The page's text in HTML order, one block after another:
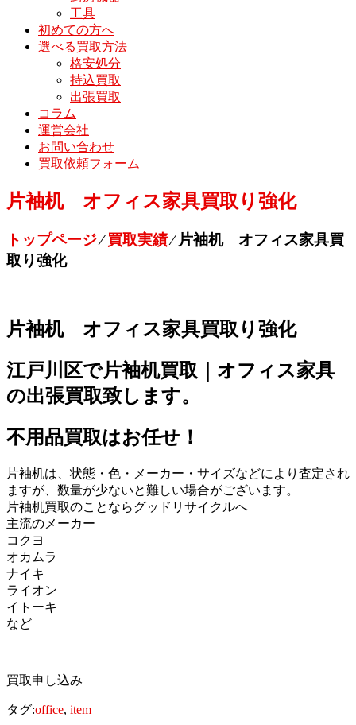
工具
初めての方へ
選べる買取方法
格安処分
持込買取
出張買取
コラム
運営会社
お問い合わせ
買取依頼フォーム
片袖机 オフィス家具買取り強化
トップページ⁄買取実績⁄片袖机 オフィス家具買
取り強化
片袖机 オフィス家具買取り強化
江戸川区で片袖机買取｜オフィス家具
の出張買取致します。
不用品買取はお任せ！
片袖机は、状態・色・メーカー・サイズなどにより査定され
ますが、数量が少ないと難しい場合がございます。
片袖机買取のことならグッドリサイクルへ
主流のメーカー
コクヨ
オカムラ
ナイキ
ライオン
イトーキ
など
買取申し込み
タグ:office, item